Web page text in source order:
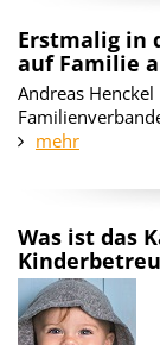
Erstmalig in
auf Familie
Andreas
mehr
Was ist das